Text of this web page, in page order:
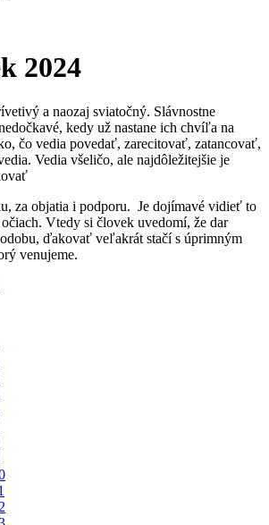
2024
a naozaj sviatočný. Slávnostne
kedy už nastane ich chvíľa na
čo vedia povedať, zarecitovať, zatancovať,
Vedia všeličo, ale najdôležitejšie je
za objatia i podporu. Je dojímavé vidieť to
Vtedy si človek uvedomí, že dar
ďakovať veľakrát stačí s úprimným
venujeme.